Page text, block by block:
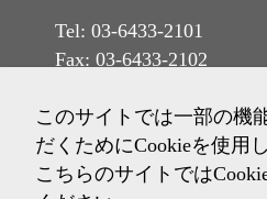
Tel: 03-6433-2101
Fax: 03-6433-2102
このサイトでは一部の機
だくためにCookieを使用
こちらのサイトでは